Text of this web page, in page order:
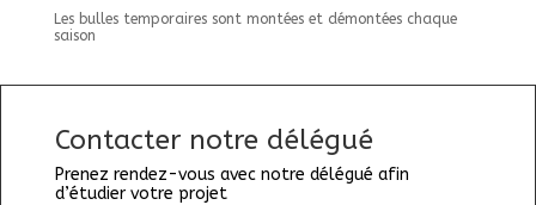
Les bulles temporaires sont montées et démontées chaque
saison
Contacter notre délégué
Prenez rendez-vous avec notre délégué afin
d’étudier votre projet